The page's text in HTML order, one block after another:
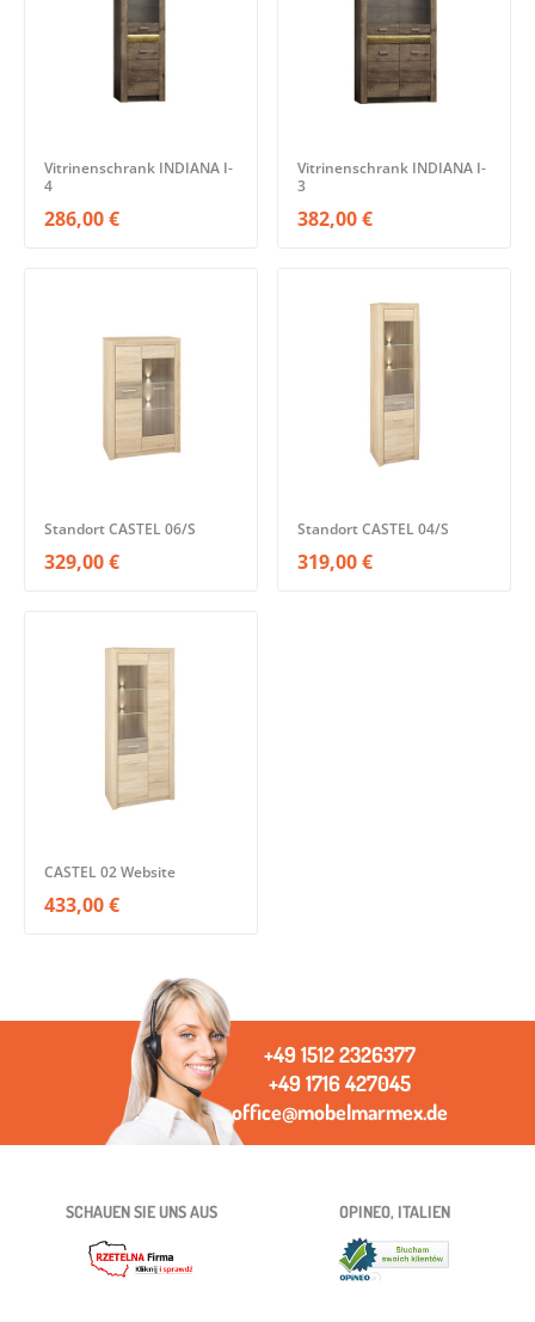
Vitrinenschrank INDIANA I-
4
286,00 €
Vitrinenschrank INDIANA I-
3
382,00 €
Standort CASTEL 06/S
329,00 €
Standort CASTEL 04/S
319,00 €
CASTEL 02 Website
433,00 €
+49 1512 2326377
+49 1716 427045
office@mobelmarmex.de
SCHAUEN SIE UNS AUS OPINEO, ITALIEN